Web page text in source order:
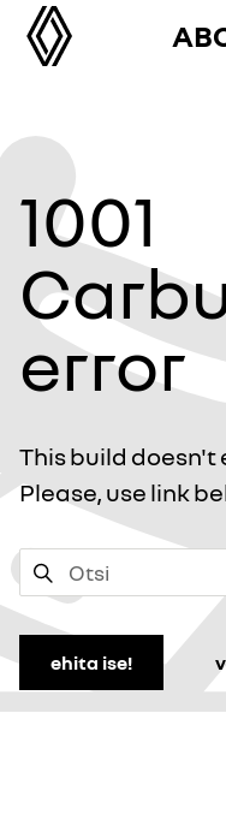
1001
error
This build doesn't
Please, use link
ehita ise!